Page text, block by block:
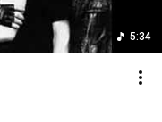
5:34